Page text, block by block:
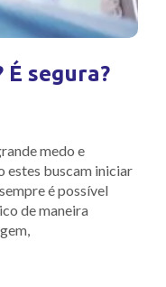
segura?
medo e
estes buscam iniciar
é possível
de maneira